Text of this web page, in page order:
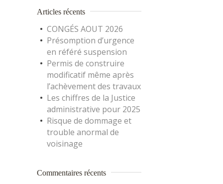
Articles récents
CONGÉS AOUT 2026
Présomption d’urgence
en référé suspension
Permis de construire
modificatif même après
l’achèvement des travaux
Les chiffres de la Justice
administrative pour 2025
Risque de dommage et
trouble anormal de
voisinage
Commentaires récents